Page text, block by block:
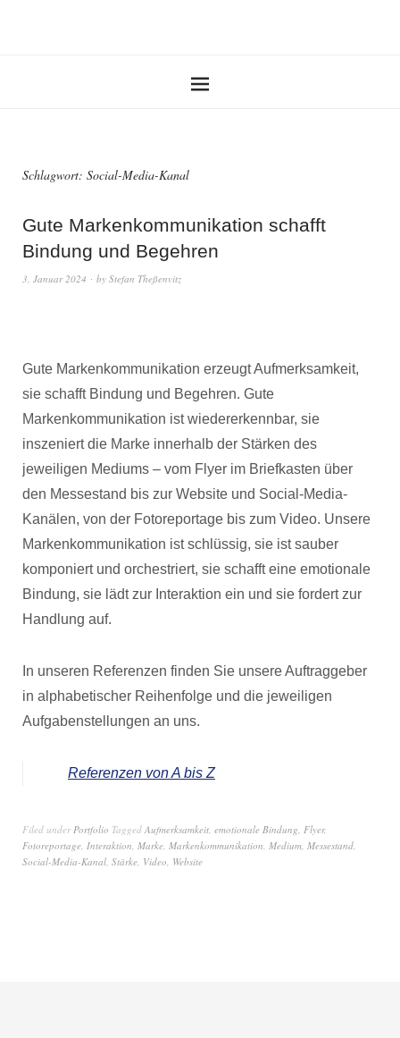
Schlagwort: Social-Media-Kanal
Gute Markenkommunikation schafft
Bindung und Begehren
3. Januar 2024 by Stefan Theßenvitz
Gute Markenkommunikation erzeugt Aufmerksamkeit,
sie schafft Bindung und Begehren. Gute
Markenkommunikation ist wiedererkennbar, sie
inszeniert die Marke innerhalb der Stärken des
jeweiligen Mediums – vom Flyer im Briefkasten über
den Messestand bis zur Website und Social-Media-
Kanälen, von der Fotoreportage bis zum Video. Unsere
Markenkommunikation ist schlüssig, sie ist sauber
komponiert und orchestriert, sie schafft eine emotionale
Bindung, sie lädt zur Interaktion ein und sie fordert zur
Handlung auf.
In unseren Referenzen finden Sie unsere Auftraggeber
in alphabetischer Reihenfolge und die jeweiligen
Aufgabenstellungen an uns.
Referenzen von A bis Z
Filed underPortfolio Tagged Aufmerksamkeit, emotionale Bindung, Flyer,
Fotoreportage, Interaktion, Marke, Markenkommunikation, Medium, Messestand,
Social-Media-Kanal, Stärke, Video, Website